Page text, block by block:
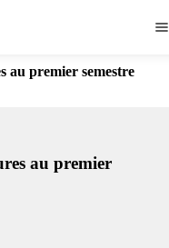
au premier semestre
au premier